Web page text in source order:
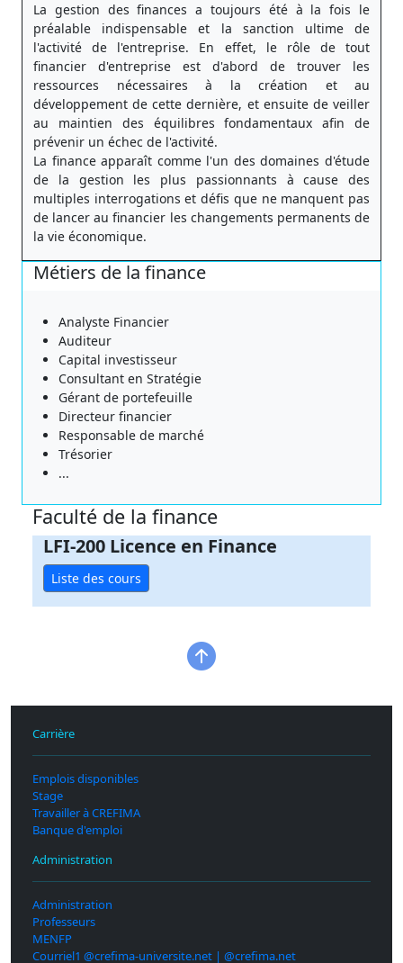
La gestion des finances a toujours été à la fois le
préalable indispensable et la sanction ultime de
l'activité de l'entreprise. En effet, le rôle de tout
financier d'entreprise est d'abord de trouver les
ressources nécessaires à la création et au
développement de cette dernière, et ensuite de veiller
au maintien des équilibres fondamentaux afin de
prévenir un échec de l'activité.
La finance apparaît comme l'un des domaines d'étude
de la gestion les plus passionnants à cause des
multiples interrogations et défis que ne manquent pas
de lancer au financier les changements permanents de
la vie économique.
Métiers de la finance
Analyste Financier
Auditeur
Capital investisseur
Consultant en Stratégie
Gérant de portefeuille
Directeur financier
Responsable de marché
Trésorier
...
Faculté de la finance
LFI-200 Licence en Finance
Liste des cours
Carrière
Emplois disponibles
Stage
Travailler à CREFIMA
Banque d'emploi
Administration
Administration
Professeurs
MENFP
Courriel1 @crefima-universite.net | @crefima.net